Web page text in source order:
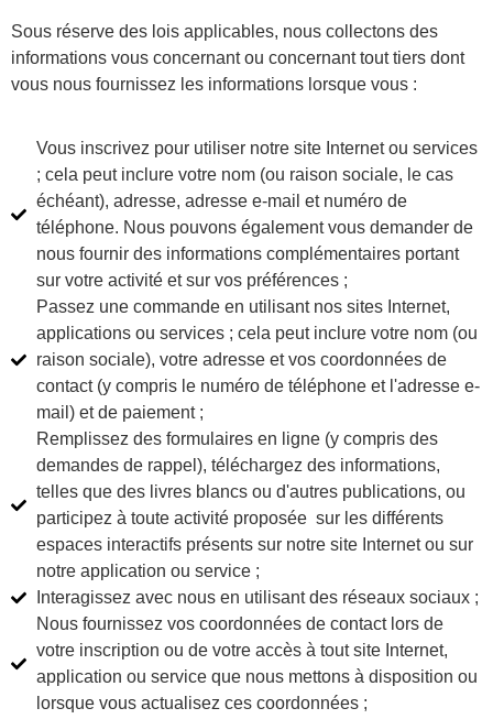
Sous réserve des lois applicables, nous collectons des
informations vous concernant ou concernant tout tiers dont
vous nous fournissez les informations lorsque vous :
Vous inscrivez pour utiliser notre site Internet ou services
; cela peut inclure votre nom (ou raison sociale, le cas
échéant), adresse, adresse e-mail et numéro de
téléphone. Nous pouvons également vous demander de
nous fournir des informations complémentaires portant
sur votre activité et sur vos préférences ;
Passez une commande en utilisant nos sites Internet,
applications ou services ; cela peut inclure votre nom (ou
raison sociale), votre adresse et vos coordonnées de
contact (y compris le numéro de téléphone et l'adresse e-
mail) et de paiement ;
Remplissez des formulaires en ligne (y compris des
demandes de rappel), téléchargez des informations,
telles que des livres blancs ou d'autres publications, ou
participez à toute activité proposée sur les différents
espaces interactifs présents sur notre site Internet ou sur
notre application ou service ;
Interagissez avec nous en utilisant des réseaux sociaux ;
Nous fournissez vos coordonnées de contact lors de
votre inscription ou de votre accès à tout site Internet,
application ou service que nous mettons à disposition ou
lorsque vous actualisez ces coordonnées ;